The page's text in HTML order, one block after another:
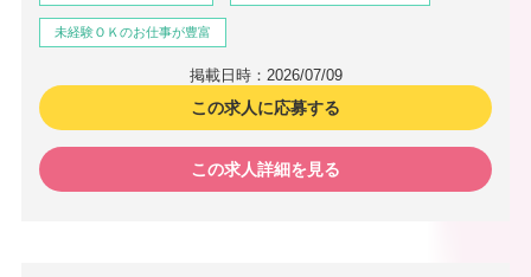
未経験ＯＫのお仕事が豊富
掲載日時：2026/07/09
この求人に応募する
この求人詳細を見る